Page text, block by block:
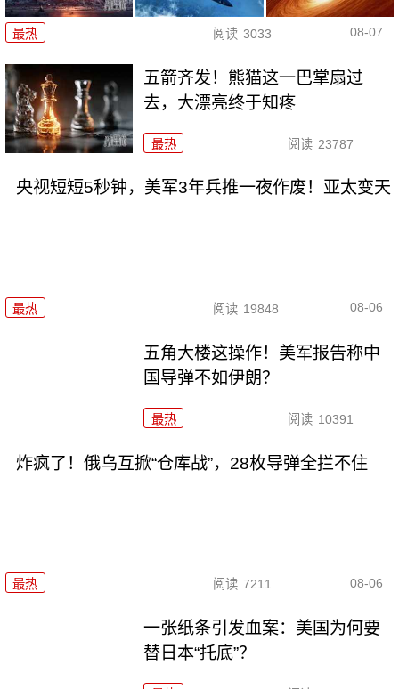
最热 阅读 3033 08-07
五箭齐发！熊猫这一巴掌扇过
去，大漂亮终于知疼
最热 阅读 23787
央视短短5秒钟，美军3年兵推一夜作废！亚太变天
最热 阅读 19848 08-06
五角大楼这操作！美军报告称中
国导弹不如伊朗？
最热 阅读 10391
炸疯了！俄乌互掀“仓库战”，28枚导弹全拦不住
最热 阅读 7211 08-06
一张纸条引发血案：美国为何要
替日本“托底”？